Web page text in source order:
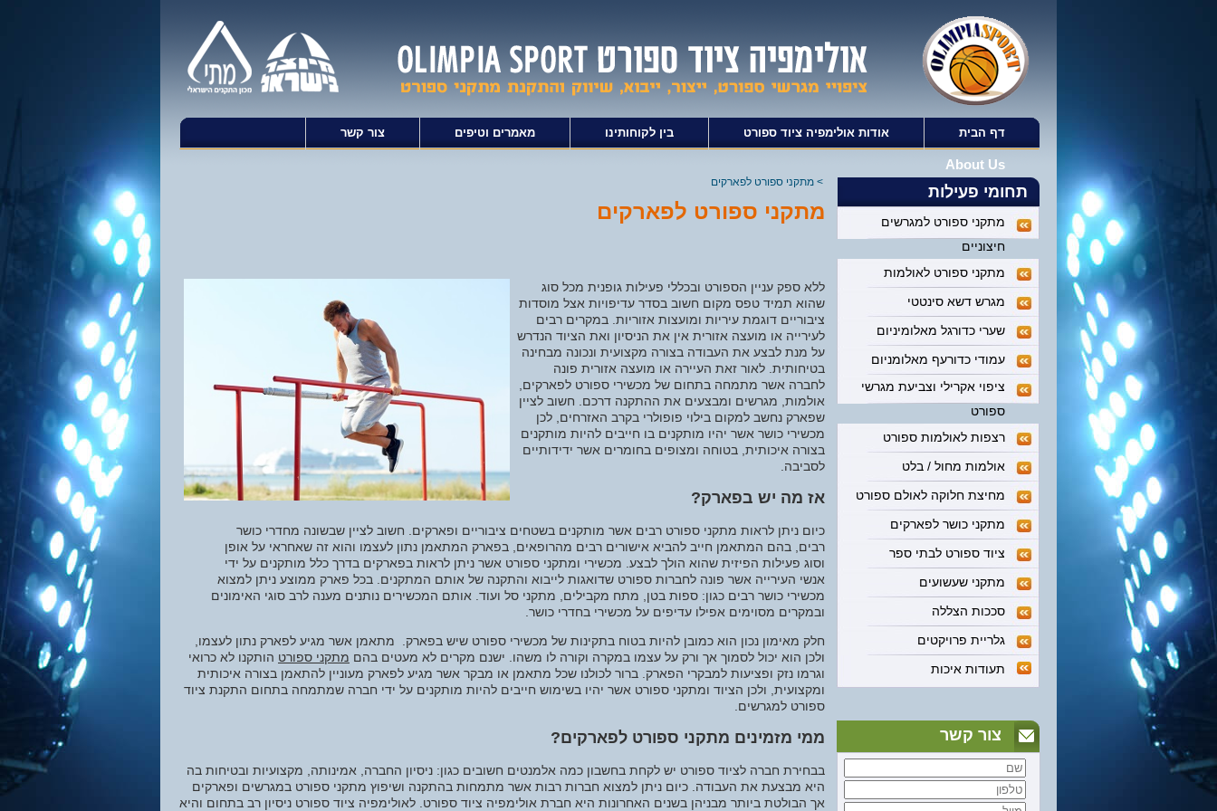
דף הבית אודות אולימפיה ציוד ספורט בין לקוחותינו מאמרים וטיפים צור קשר
About Us
תחומי פעילות
מתקני ספורט למגרשים
חיצוניים
מתקני ספורט לאולמות
מגרש דשא סינטטי
שערי כדורגל מאלומיניום
עמודי כדורעף מאלומניום
ציפוי אקרילי וצביעת מגרשי
ספורט
רצפות לאולמות ספורט
אולמות מחול / בלט
מחיצת חלוקה לאולם ספורט
מתקני כושר לפארקים
ציוד ספורט לבתי ספר
מתקני שעשועים
סככות הצללה
גלריית פרויקטים
תעודות איכות
צור קשר
> מתקני ספורט לפארקים
מתקני ספורט לפארקים
ללא ספק עניין הספורט ובכללי פעילות גופנית מכל סוג
שהוא תמיד טפס מקום חשוב בסדר עדיפויות אצל מוסדות
ציבוריים דוגמת עיריות ומועצות אזוריות. במקרים רבים
לעירייה או מועצה אזורית אין את הניסיון ואת הציוד הנדרש
על מנת לבצע את העבודה בצורה מקצועית ונכונה מבחינה
בטיחותית. לאור זאת העיירה או מועצה אזורית פונה
לחברה אשר מתמחה בתחום של מכשירי ספורט לפארקים,
אולמות, מגרשים ומבצעים את ההתקנה דרכם. חשוב לציין
שפארק נחשב למקום בילוי פופולרי בקרב האזרחים, לכן
מכשירי כושר אשר יהיו מותקנים בו חייבים להיות מותקנים
בצורה איכותית, בטוחה ומצופים בחומרים אשר ידידותיים
לסביבה.
?אז מה יש בפארק
כיום ניתן לראות מתקני ספורט רבים אשר מותקנים בשטחים ציבוריים ופארקים. חשוב לציין שבשונה מחדרי כושר
רבים, בהם המתאמן חייב להביא אישורים רבים מהרופאים, בפארק המתאמן נתון לעצמו והוא זה שאחראי על אופן
וסוג פעילות הפיזית שהוא הולך לבצע. מכשירי ומתקני ספורט אשר ניתן לראות בפארקים בדרך כלל מותקנים על ידי
אנשי העירייה אשר פונה לחברות ספורט שדואגות לייבוא והתקנה של אותם המתקנים. בכל פארק ממוצע ניתן למצוא
מכשירי כושר רבים כגון: ספות בטן, מתח מקבילים, מתקני סל ועוד. אותם המכשירים נותנים מענה לרב סוגי האימונים
ובמקרים מסוימים אפילו עדיפים על מכשירי בחדרי כושר.
חלק מאימון נכון הוא כמובן להיות בטוח בתקינות של מכשירי ספורט שיש בפארק. מתאמן אשר מגיע לפארק נתון לעצמו,
ולכן הוא יכול לסמוך אך ורק על עצמו במקרה וקורה לו משהו. ישנם מקרים לא מעטים בהם מתקני ספורט הותקנו לא כרואי
וגרמו נזק ופציעות למבקרי הפארק. ברור לכולנו שכל מתאמן או מבקר אשר מגיע לפארק מעוניין להתאמן בצורה איכותית
ומקצועית, ולכן הציוד ומתקני ספורט אשר יהיו בשימוש חייבים להיות מותקנים על ידי חברה שמתמחה בתחום התקנת ציוד
ספורט למגרשים.
?ממי מזמינים מתקני ספורט לפארקים
בבחירת חברה לציוד ספורט יש לקחת בחשבון כמה אלמנטים חשובים כגון: ניסיון החברה, אמינותה, מקצועיות ובטיחות בה
היא מבצעת את העבודה. כיום ניתן למצוא חברות רבות אשר מתמחות בהתקנה ושיפוץ מתקני ספורט במגרשים ופארקים
אך הבולטת ביותר מבניהן בשנים האחרונות היא חברת אולימפיה ציוד ספורט. לאולימפיה ציוד ספורט ניסיון רב בתחום והיא